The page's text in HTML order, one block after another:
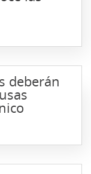
deberán